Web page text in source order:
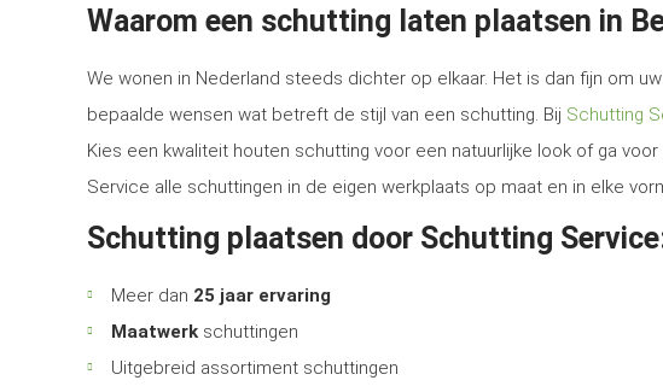
Waarom een schutting laten plaatsen in
We wonen in Nederland steeds dichter op elkaar. Het is dan fijn om
bepaalde wensen wat betreft de stijl van een schutting. Bij Schutting
Kies een kwaliteit houten schutting voor een natuurlijke look of ga
Service alle schuttingen in de eigen werkplaats op maat en in elke
Schutting plaatsen door Schutting
Meer dan 25 jaar ervaring
Maatwerk schuttingen
Uitgebreid assortiment schuttingen